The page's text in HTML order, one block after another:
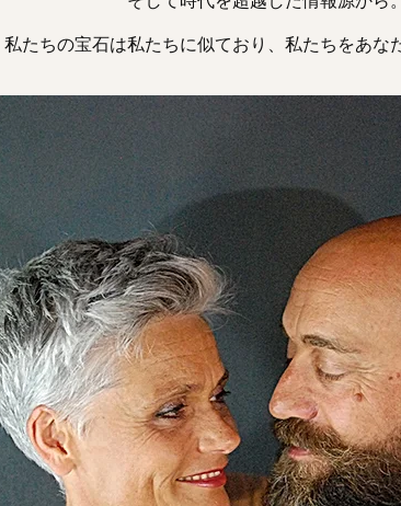
私たちの宝石は私たちに似ており、私たちをあな